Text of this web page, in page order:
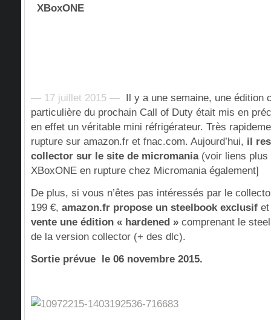
XBoxONE
— 17 juillet 2015 — Il y a une semaine, une édition
particulière du prochain Call of Duty était mis en
en effet un véritable mini réfrigérateur. Très
rupture sur amazon.fr et fnac.com. Aujourd’hui, il
collector sur le site de micromania(voir liens plus
XBoxONE en rupture chez Micromania également]
De plus, si vous n’êtes pas intéressés par le
199 €, amazon.fr propose un steelbook exclusif
vente une édition « hardened » comprenant le
de la version collector (+ des dlc).
Sortie prévue le 06 novembre 2015.